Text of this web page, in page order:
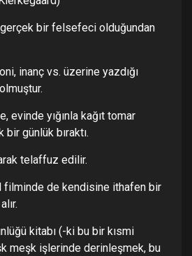
bir felsefeci olduğundan
inanç vs. üzerine yazdığı
evinde yığınla kağıt tomar
bir günlük bıraktı.
telaffuz edilir.
filminde de kendisine ithafen bir
kitabı (-ki bu bir kısmi
meşk işlerinde derinleşmek, bu